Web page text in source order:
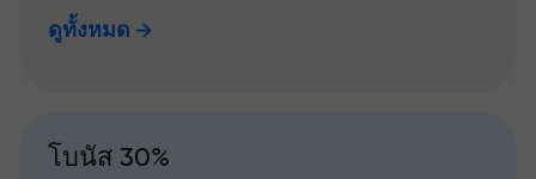
ดูทั้งหมด
โบนัส 30%